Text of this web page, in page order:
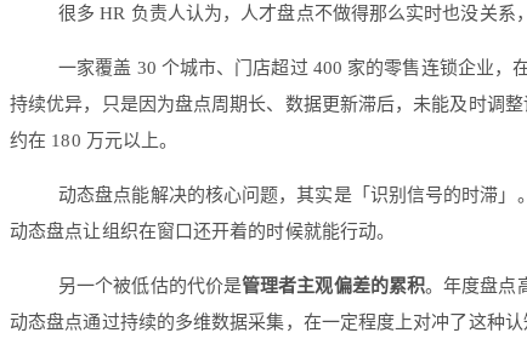
很多 HR 负责人认为，人才盘点不做得那么实时也没关系
一家覆盖 30 个城市、门店超过 400 家的零售连锁企业
持续优异，只是因为盘点周期长、数据更新滞后，未能及时调
约在 180 万元以上。
动态盘点能解决的核心问题，其实是「识别信号的时滞
动态盘点让组织在窗口还开着的时候就能行动。
另一个被低估的代价是管理者主观偏差的累积。年度盘点
动态盘点通过持续的多维数据采集，在一定程度上对冲了这种认